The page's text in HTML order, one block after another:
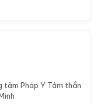
tâm Pháp Y Tâm thần